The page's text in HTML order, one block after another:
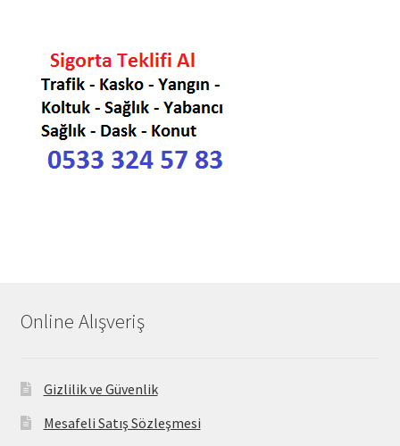
Online Alışveriş
Gizlilik ve Güvenlik
Mesafeli Satış Sözleşmesi